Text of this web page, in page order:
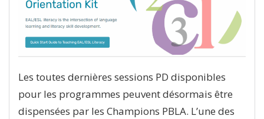
Les toutes dernières sessions PD disponibles
pour les programmes peuvent désormais être
dispensées par les Champions PBLA. L’une des